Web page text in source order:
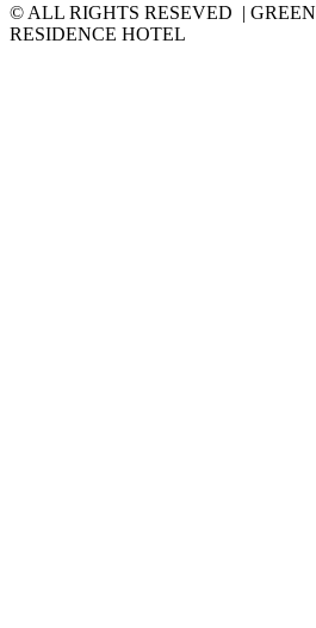
© ALL RIGHTS RESEVED | GREEN
RESIDENCE HOTEL